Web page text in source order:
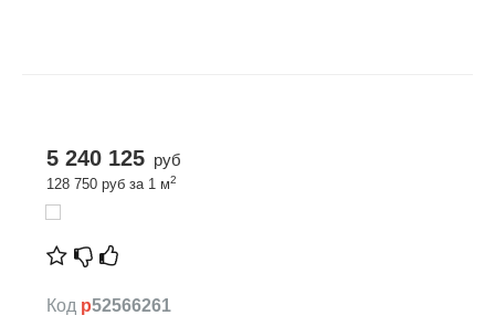
5 240 125 руб
128 750 руб за 1 м2
Код p52566261